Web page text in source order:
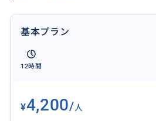
15:30 ティルタウンプル寺院【
千年以上湧き続ける聖なる泉で
17:00 ゴアガジャ遺跡
洞窟の入り口の巨大な顔のレリー
基本プラン
12時間
¥4,200/人